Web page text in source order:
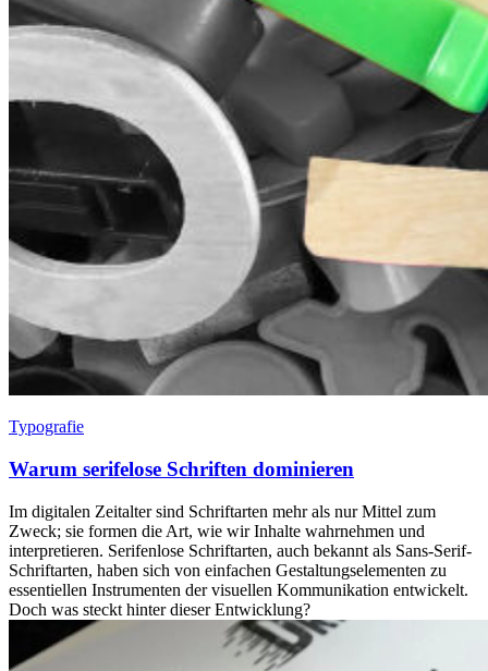
Typografie
Warum serifelose Schriften dominieren
Im digitalen Zeitalter sind Schriftarten mehr als nur Mittel zum
Zweck; sie formen die Art, wie wir Inhalte wahrnehmen und
interpretieren. Serifenlose Schriftarten, auch bekannt als Sans-Serif-
Schriftarten, haben sich von einfachen Gestaltungselementen zu
essentiellen Instrumenten der visuellen Kommunikation entwickelt.
Doch was steckt hinter dieser Entwicklung?